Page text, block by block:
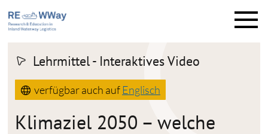
M
n
Lehrmittel - Interaktives Video
verfügbar auch aufEnglisch
Klimaziel 2050 – welche